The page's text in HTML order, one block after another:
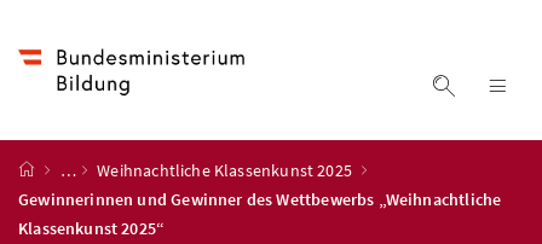
Suche
Startseite
…
Weihnachtliche Klassenkunst 2025
Gewinnerinnen und Gewinner des Wettbewerbs „Weihnachtliche
Klassenkunst 2025“